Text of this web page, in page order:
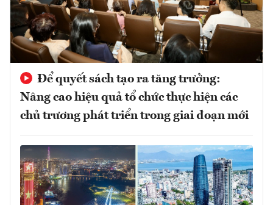
Để quyết sách tạo ra tăng trưởng:
Nâng cao hiệu quả tổ chức thực hiện các
chủ trương phát triển trong giai đoạn mới